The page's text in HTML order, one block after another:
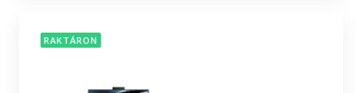
RAKTÁRON